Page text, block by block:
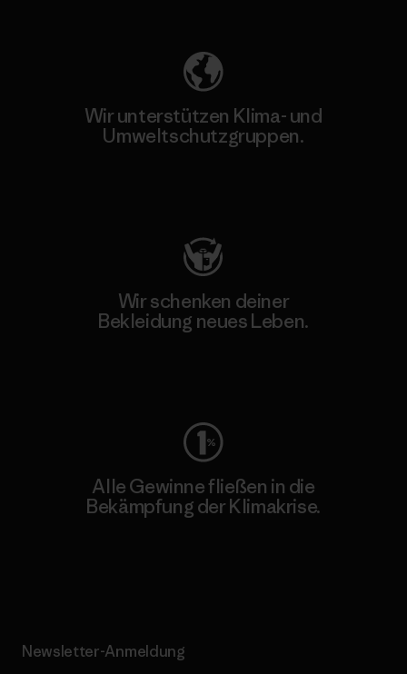
Wir unterstützen Klima- und
Umweltschutzgruppen.
Wir schenken deiner
Bekleidung neues Leben.
Alle Gewinne fließen in die
Bekämpfung der Klimakrise.
Newsletter-Anmeldung